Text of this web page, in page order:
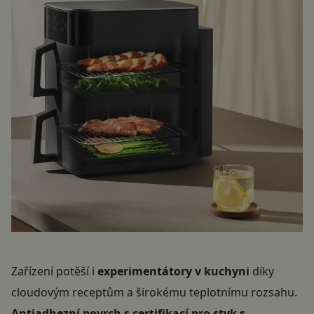
Zařízení potěší i experimentátory v kuchyni díky
cloudovým receptům a širokému teplotnímu rozsahu.